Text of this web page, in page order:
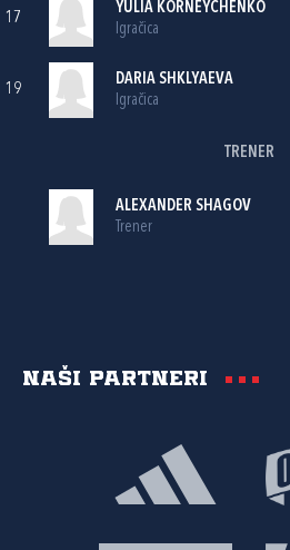
17
YULIA KORNEYCHENKO
Igračica
19
DARIA SHKLYAEVA
Igračica
TRENER
ALEXANDER SHAGOV
Trener
Naši partneri